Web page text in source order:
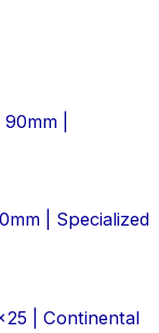
producto
| Specialized